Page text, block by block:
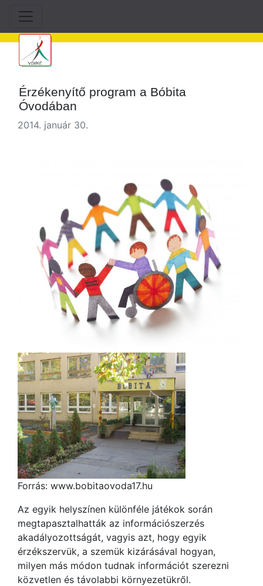
Érzékenyítő program a Bóbita
Óvodában
2014. január 30.
Forrás: www.bobitaovoda17.hu
Az egyik helyszínen különféle játékok során
megtapasztalhatták az információszerzés
akadályozottságát, vagyis azt, hogy egyik
érzékszervük, a szemük kizárásával hogyan,
milyen más módon tudnak információt szerezni
közvetlen és távolabbi környezetükről.